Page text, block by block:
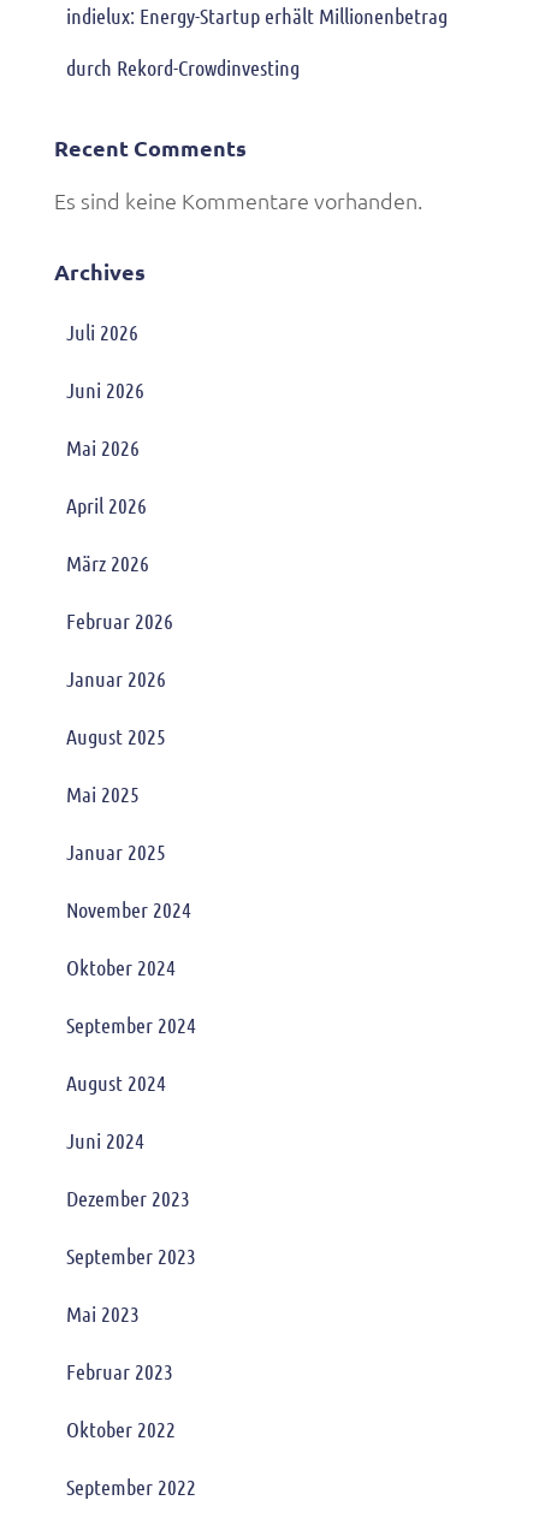
indielux: Energy-Startup erhält Millionenbetrag
durch Rekord-Crowdinvesting
Recent Comments
Es sind keine Kommentare vorhanden.
Archives
Juli 2026
Juni 2026
Mai 2026
April 2026
März 2026
Februar 2026
Januar 2026
August 2025
Mai 2025
Januar 2025
November 2024
Oktober 2024
September 2024
August 2024
Juni 2024
Dezember 2023
September 2023
Mai 2023
Februar 2023
Oktober 2022
September 2022